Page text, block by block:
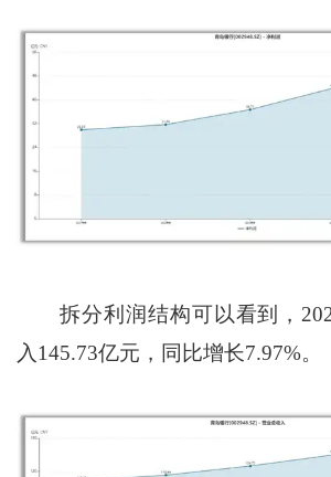
拆分利润结构可以看到，
入145.73亿元，同比增长7.97%。